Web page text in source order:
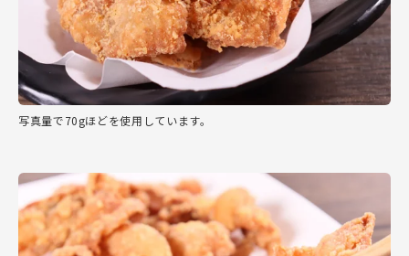
写真量で70gほどを使用しています。